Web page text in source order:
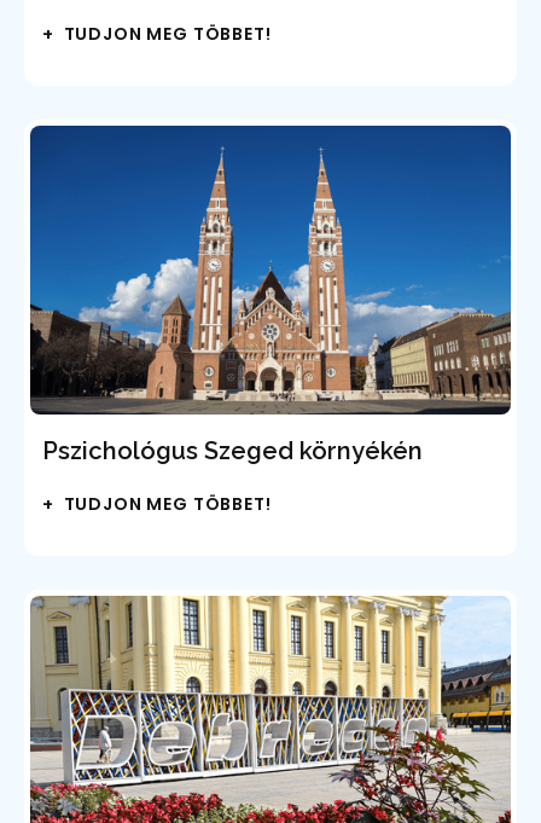
+ TUDJON MEG TÖBBET!
Pszichológus Szeged környékén
+ TUDJON MEG TÖBBET!